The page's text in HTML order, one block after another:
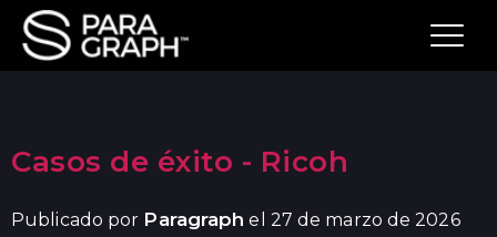
Casos de éxito - Ricoh
Publicado por Paragraph el 27 de marzo de 2026